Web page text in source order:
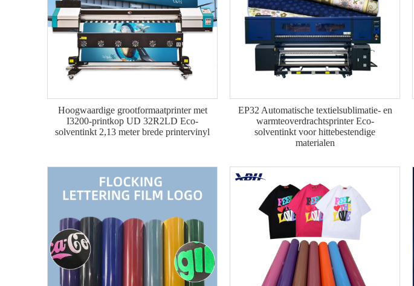
Hoogwaardige grootformaatprinter met
I3200-printkop UD 32R2LD Eco-
solventinkt 2,13 meter brede printervinyl
EP32 Automatische textielsublimatie- en
warmteoverdrachtsprinter Eco-
solventinkt voor hittebestendige
materialen